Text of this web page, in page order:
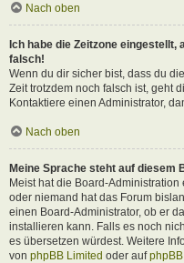
Nach oben
Ich habe die Zeitzone eingestellt,
falsch!
Wenn du dir sicher bist, dass du
Zeit trotzdem noch falsch ist, geht
Kontaktiere einen Administrator,
Nach oben
Meine Sprache steht auf diesem
Meist hat die Board-
oder niemand hat das Forum
einen Board-Administrator, ob er
installieren kann. Falls es noch
es übersetzen würdest. Weitere
von phpBB Limited oder auf